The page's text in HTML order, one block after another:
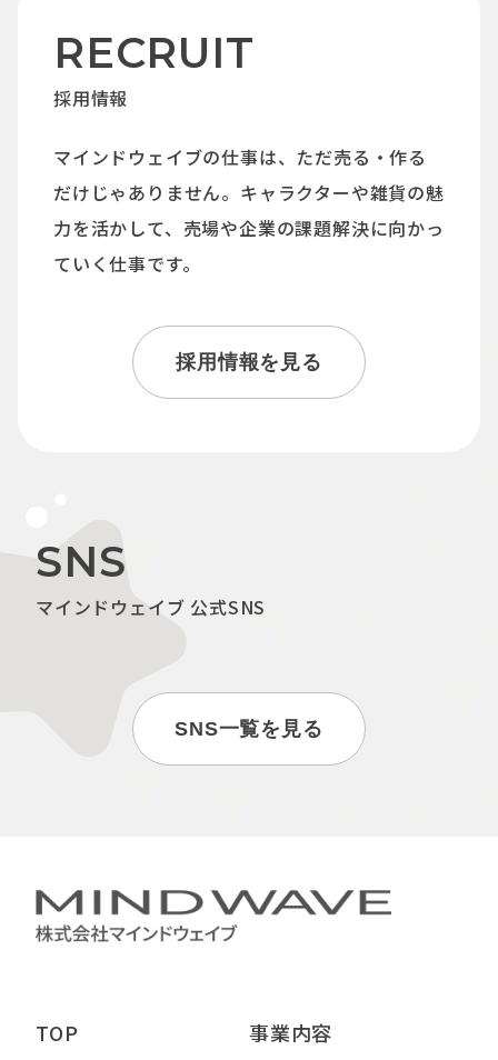
RECRUIT
採用情報
マインドウェイブの仕事は、ただ売る・作る
だけじゃありません。キャラクターや雑貨の魅
力を活かして、売場や企業の課題解決に向かっ
ていく仕事です。
採用情報を見る
SNS
マインドウェイブ 公式SNS
SNS一覧を見る
TOP
事業内容